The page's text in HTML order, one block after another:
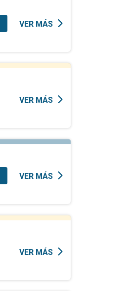
VER MÁS
VER MÁS
VER MÁS
VER MÁS